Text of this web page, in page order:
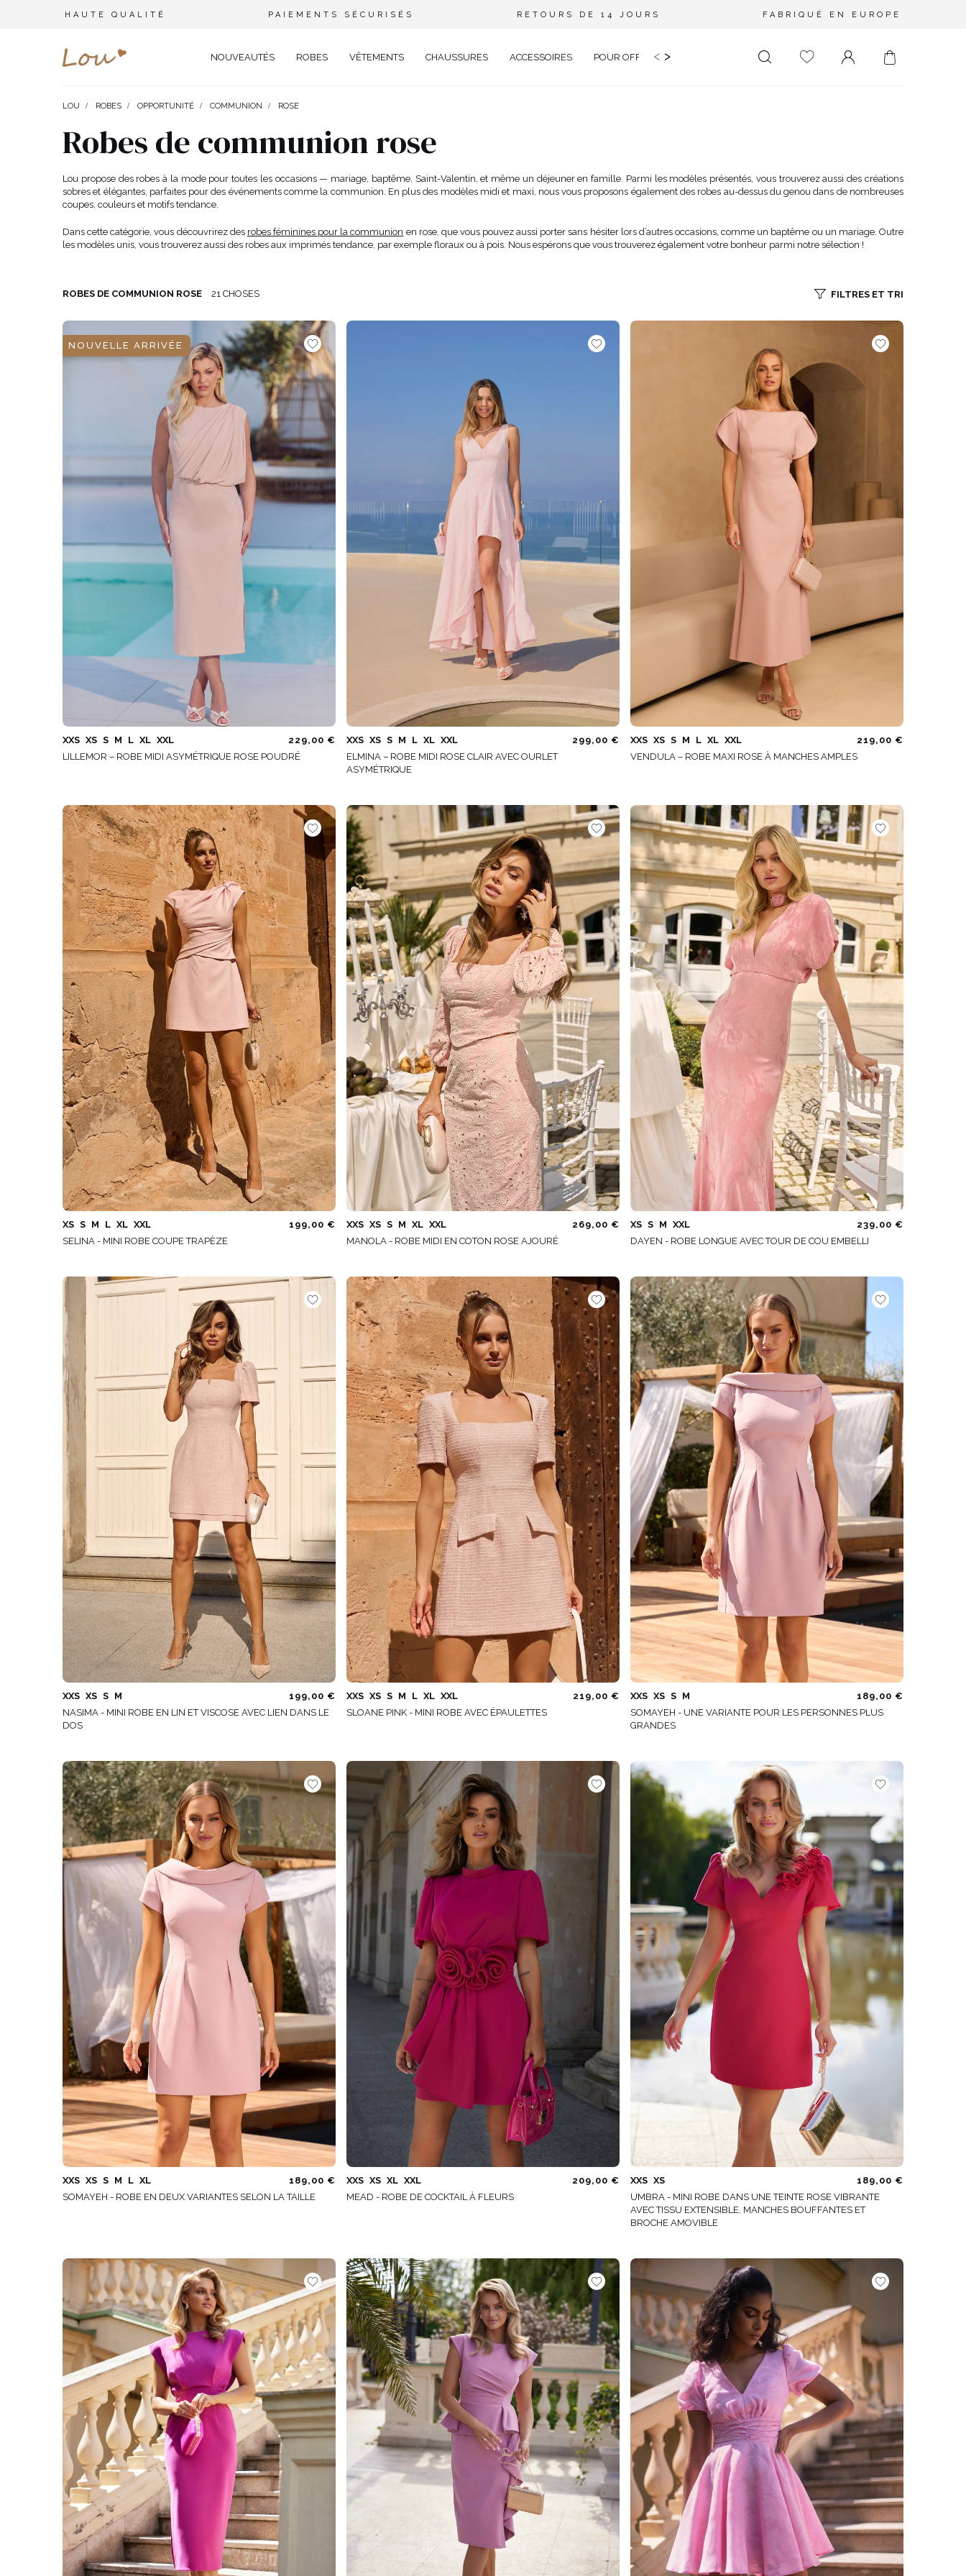
HAUTE QUALITÉ PAIEMENTS SÉCURISÉS RETOURS DE 14 JOURS FABRIQUÉ EN EUROPE
NOUVEAUTÉS ROBES
FÊTE DE MARIAGE
MARIAGE
BAPTÊME
NOËL
BAL DE PROMO
COMMUNION
OFFICIEL
ÉLÉGANT
SOIRÉE
CARNAVAL
APPARIÉ
ÉVASÉ
ASYMÉTRIQUE
BOHO
JEAN
TRICOTÉ
MIDI
MAXI
DANS LE DOS
CARRÉ
DIAMANT
SAISON / TISSU
ÉTÉ
PRINTEMPS
HIVER
MANCHES / BRETELLES
AVEC DES MANCHES
LONGUES
AVEC DES MANCHES
SUR LES BRETELLES
SANS BRETELLES
CATÉGORIES
POPULAIRES
POUR LE MARIAGE
NOUVEAUTÉS
VOIR TOUS
VÊTEMENTS
COMBINAISONS
T-SHIRTS
COSTUMES
VOIR TOUS
CHAUSSURES ACCESSOIRES
BRANCHES
CEINTURES
BIJOUX
CHAPEAUX D'HIVER
VOIR TOUS
POUR OFFRIR MARIAGE PLUS SIZE SALE
< >
LOU ROBES OPPORTUNITÉ COMMUNION ROSE
Robes de communion rose
Lou propose des robes à la mode pour toutes les occasions — mariage, baptême, Saint-Valentin, et même un déjeuner en famille. Parmi les modèles présentés, vous trouverez aussi des créations
sobres et élégantes, parfaites pour des événements comme la communion. En plus des modèles midi et maxi, nous vous proposons également des robes au-dessus du genou dans de nombreuses
coupes, couleurs et motifs tendance.
Dans cette catégorie, vous découvrirez des robes féminines pour la communion en rose, que vous pouvez aussi porter sans hésiter lors d’autres occasions, comme un baptême ou un mariage. Outre
les modèles unis, vous trouverez aussi des robes aux imprimés tendance, par exemple floraux ou à pois. Nous espérons que vous trouverez également votre bonheur parmi notre sélection !
ROBES DE COMMUNION ROSE 21 CHOSES FILTRES ET TRI
NOUVELLE ARRIVÉE
XXS XS S M L XL XXL
229,00 €
LILLEMOR – ROBE MIDI ASYMÉTRIQUE ROSE POUDRÉ
XXS XS S M L XL XXL
299,00 €
ELMINA – ROBE MIDI ROSE CLAIR AVEC OURLET
ASYMÉTRIQUE
XXS XS S M L XL XXL
219,00 €
VENDULA – ROBE MAXI ROSE À MANCHES AMPLES
XS S M L XL XXL
199,00 €
SELINA - MINI ROBE COUPE TRAPÈZE
XXS XS S M XL XXL
269,00 €
MANOLA - ROBE MIDI EN COTON ROSE AJOURÉ
XS S M XXL
239,00 €
DAYEN - ROBE LONGUE AVEC TOUR DE COU EMBELLI
XXS XS S M
199,00 €
NASIMA - MINI ROBE EN LIN ET VISCOSE AVEC LIEN DANS LE
DOS
XXS XS S M L XL XXL
219,00 €
SLOANE PINK - MINI ROBE AVEC ÉPAULETTES
XXS XS S M
189,00 €
SOMAYEH - UNE VARIANTE POUR LES PERSONNES PLUS
GRANDES
XXS XS S M L XL
189,00 €
SOMAYEH - ROBE EN DEUX VARIANTES SELON LA TAILLE
XXS XS XL XXL
209,00 €
MEAD - ROBE DE COCKTAIL À FLEURS
XXS XS
189,00 €
UMBRA - MINI ROBE DANS UNE TEINTE ROSE VIBRANTE
AVEC TISSU EXTENSIBLE, MANCHES BOUFFANTES ET
BROCHE AMOVIBLE